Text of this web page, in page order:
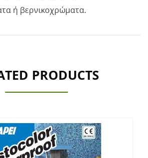
ή βερνικοχρώματα.
PRODUCTS